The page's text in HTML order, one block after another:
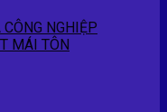
NGHIỆP
MÁI TÔN